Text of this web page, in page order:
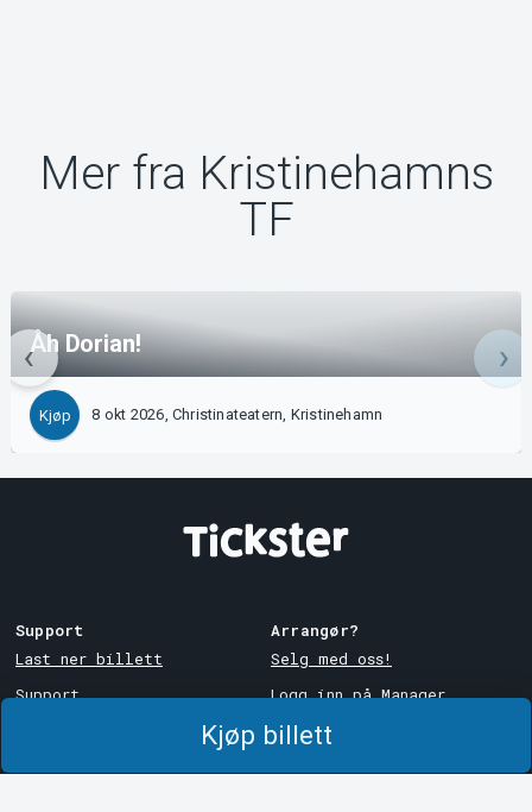
Kjøp billett
Mer fra Kristinehamns
TF
Åh Dorian!
Kjøp 8 okt 2026, Christinateatern, Kristinehamn
Support
Last ner billett
Support
Arrangør?
Selg med oss!
Logg inn på Manager
System Support